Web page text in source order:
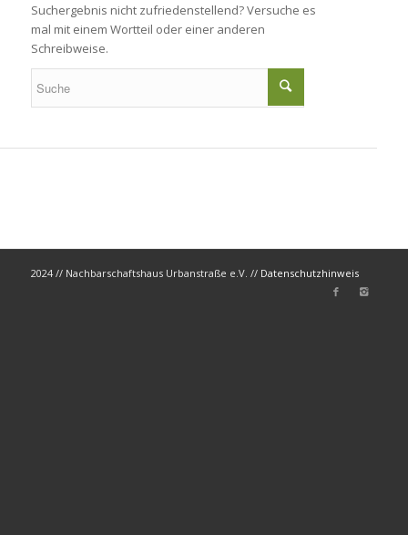
Suchergebnis nicht zufriedenstellend? Versuche es
mal mit einem Wortteil oder einer anderen
Schreibweise.
2024 // Nachbarschaftshaus Urbanstraße e.V. // Datenschutzhinweis